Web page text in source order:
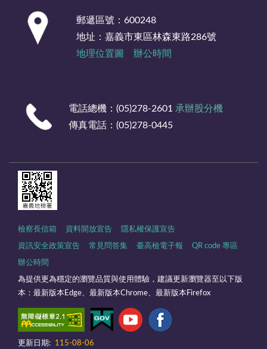
郵遞區號：600248
地址：嘉義市東區林森東路286號
地理位置圖
辦公時間
電話總機：(05)278-2601 承辦股分機
傳真電話：(05)278-0445
檢察長信箱 資料開放宣告 隱私權保護宣告
資訊安全政策宣告 常見問答集 臺高檢電子報 QR code 專區
辦公時間
為提供更為穩定的瀏覽品質與使用體驗，建議更新瀏覽器至以下版
本：最新版本Edge、最新版本Chrome、最新版本Firefox
更新日期: 115-08-06